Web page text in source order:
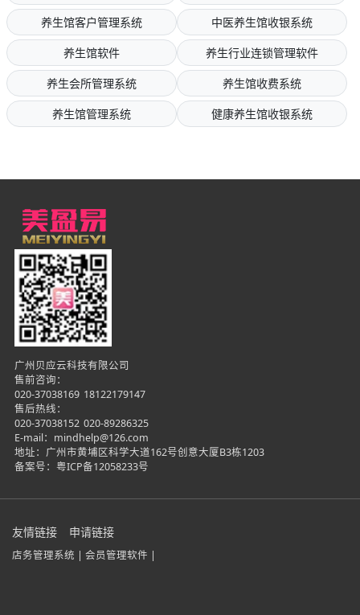
养生馆客户管理系统
中医养生馆收银系统
养生馆软件
养生行业连锁管理软件
养生会所管理系统
养生馆收费系统
养生馆管理系统
健康养生馆收银系统
广州贝应云科技有限公司
售前咨询：
020-37038169 18122179147
售后热线：
020-37038152 020-89286325
E-mail：mindhelp@126.com
地址：广州市黄埔区科学大道162号创意大厦B3栋1203
备案号： 粤ICP备12058233号
友情链接 申请链接
店务管理系统 | 会员管理软件 |